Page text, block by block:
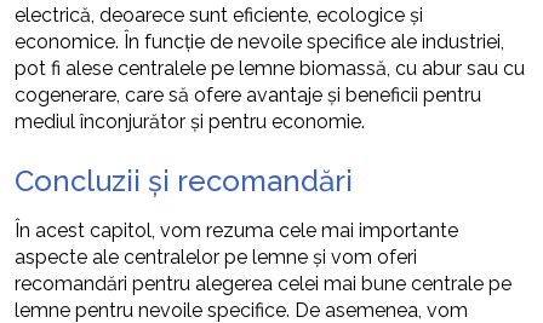
electrică, deoarece sunt eficiente, ecologice și
economice. În funcție de nevoile specifice ale industriei,
pot fi alese centralele pe lemne biomassă, cu abur sau cu
cogenerare, care să ofere avantaje și beneficii pentru
mediul înconjurător și pentru economie.
Concluzii și recomandări
În acest capitol, vom rezuma cele mai importante
aspecte ale centralelor pe lemne și vom oferi
recomandări pentru alegerea celei mai bune centrale pe
lemne pentru nevoile specifice. De asemenea, vom